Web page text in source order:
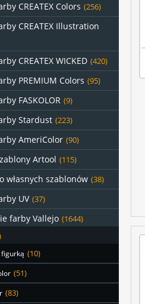
CREATEX Colors (256)
CREATEX Illustration
CREATEX WICKED (420)
PREMIUM Colors (95)
FASKOLOR (9)
Stardust (223)
AmeriColor (90)
Artool (115)
własnych szablonów (38)
UV (37)
farby Vallejo (1644)
(10)
(51)
(83)